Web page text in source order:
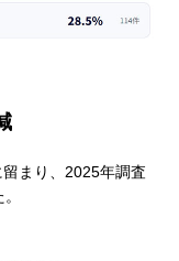
まり、2025年調査